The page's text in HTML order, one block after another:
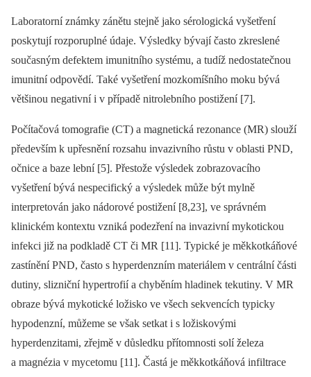
Laboratorní známky zánětu stejně jako sérologická vyšetření
poskytují rozporuplné údaje. Výsledky bývají často zkreslené
současným defektem imunitního systému, a tudíž nedostatečnou
imunitní odpovědí. Také vyšetření mozkomíšního moku bývá
většinou negativní i v případě nitrolebního postižení [7].
Počítačová tomografie (CT) a magnetická rezonance (MR) slouží
především k upřesnění rozsahu invazivního růstu v oblasti PND,
očnice a baze lební [5]. Přestože výsledek zobrazovacího
vyšetření bývá nespecifický a výsledek může být mylně
interpretován jako nádorové postižení [8,23], ve správném
klinickém kontextu vzniká podezření na invazivní mykotickou
infekci již na podkladě CT či MR [11]. Typické je měkkotkáňové
zastínění PND, často s hyperdenzním materiálem v centrální části
dutiny, slizniční hypertrofií a chyběním hladinek tekutiny. V MR
obraze bývá mykotické ložisko ve všech sekvencích typicky
hypodenzní, můžeme se však setkat i s ložiskovými
hyperdenzitami, zřejmě v důsledku přítomnosti solí železa
a magnézia v mycetomu [11]. Častá je měkkotkáňová infiltrace